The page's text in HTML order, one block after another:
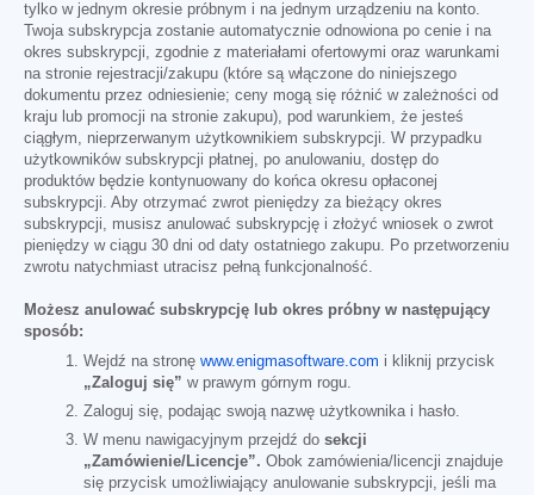
tylko w jednym okresie próbnym i na jednym urządzeniu na konto.
Twoja subskrypcja zostanie automatycznie odnowiona po cenie i na
okres subskrypcji, zgodnie z materiałami ofertowymi oraz warunkami
na stronie rejestracji/zakupu (które są włączone do niniejszego
dokumentu przez odniesienie; ceny mogą się różnić w zależności od
kraju lub promocji na stronie zakupu), pod warunkiem, że jesteś
ciągłym, nieprzerwanym użytkownikiem subskrypcji. W przypadku
użytkowników subskrypcji płatnej, po anulowaniu, dostęp do
produktów będzie kontynuowany do końca okresu opłaconej
subskrypcji. Aby otrzymać zwrot pieniędzy za bieżący okres
subskrypcji, musisz anulować subskrypcję i złożyć wniosek o zwrot
pieniędzy w ciągu 30 dni od daty ostatniego zakupu. Po przetworzeniu
zwrotu natychmiast utracisz pełną funkcjonalność.
Możesz anulować subskrypcję lub okres próbny w następujący
sposób:
Wejdź na stronę www.enigmasoftware.com i kliknij przycisk
„Zaloguj się” w prawym górnym rogu.
Zaloguj się, podając swoją nazwę użytkownika i hasło.
W menu nawigacyjnym przejdź do sekcji
„Zamówienie/Licencje”. Obok zamówienia/licencji znajduje
się przycisk umożliwiający anulowanie subskrypcji, jeśli ma